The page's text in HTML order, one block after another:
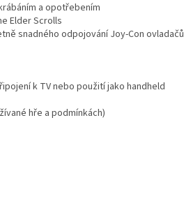
a opotřebením
Elder Scrolls
snadného odpojování Joy-Con ovladačů
k TV nebo použití jako handheld
hře a podmínkách)